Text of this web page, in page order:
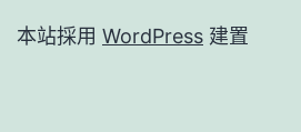
本站採用 WordPress 建置